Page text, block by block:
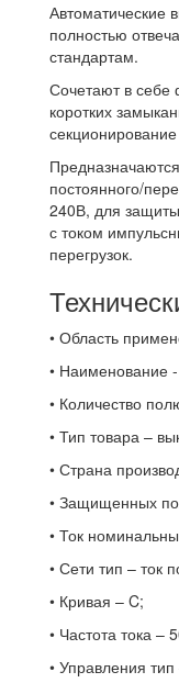
Автоматические
полностью
стандартам.
Сочетают в себе
коротких
постоянного/
240В, для защиты
с током
перегрузок.
• Область
• Наименование
• Количество
• Тип товара –
• Страна
• Защищенных
• Ток
• Сети тип – ток
• Кривая – C;
• Частота тока –
• Управления